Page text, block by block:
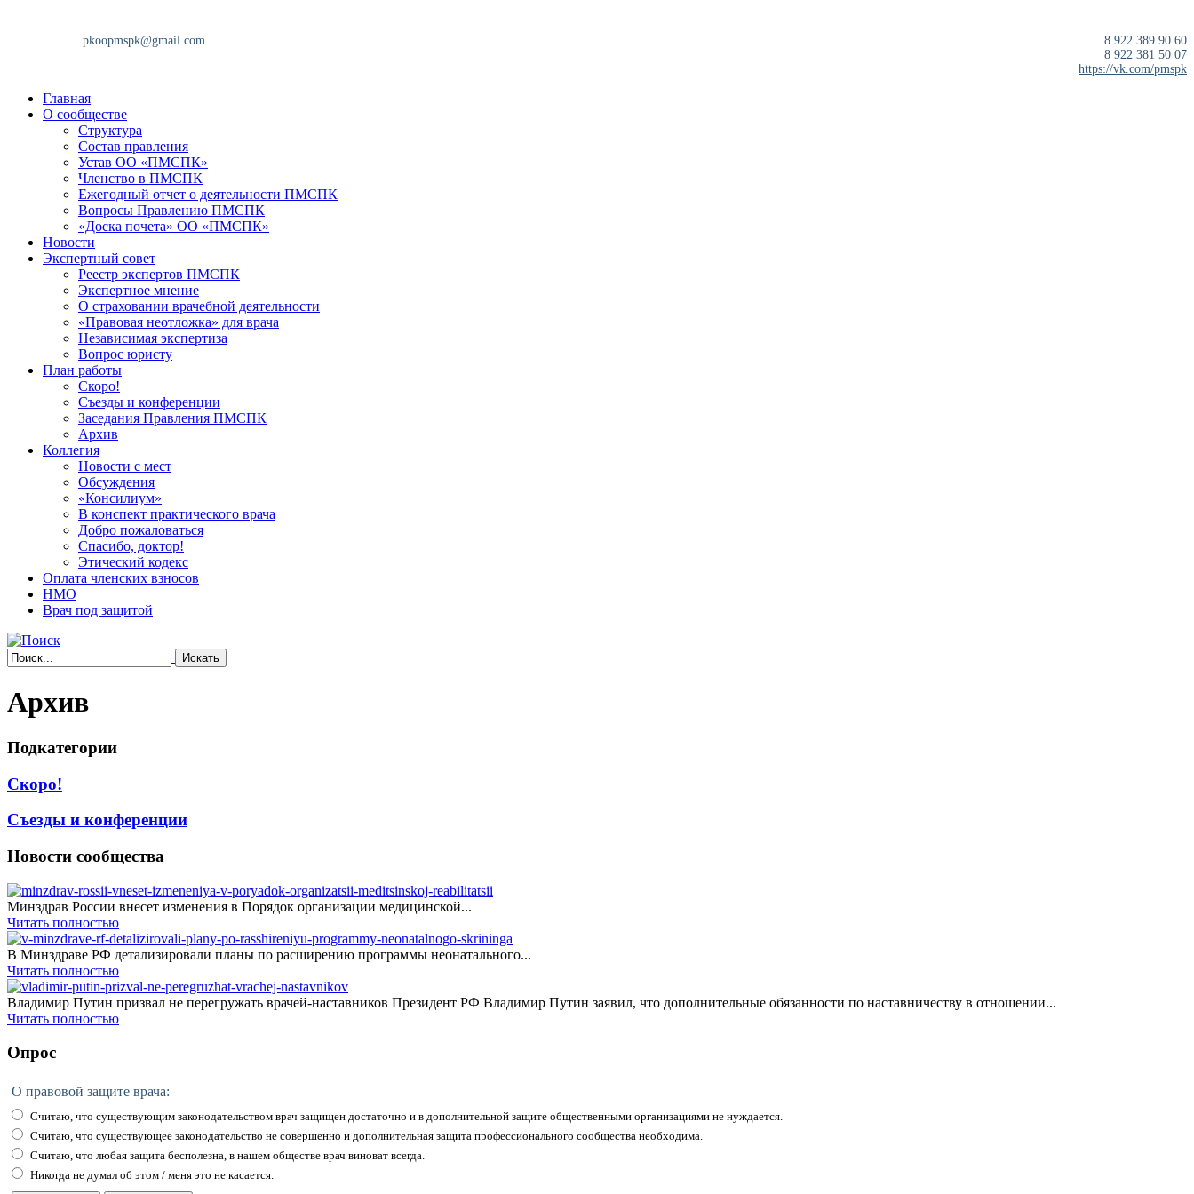
8 922 389 90 60
8 922 381 50 07
https://vk.com/pmspk
Главная
О сообществе
Структура
Состав правления
Устав ОО «ПМСПК»
Членство в ПМСПК
Ежегодный отчет о деятельности ПМСПК
Вопросы Правлению ПМСПК
«Доска почета» ОО «ПМСПК»
Новости
Экспертный совет
Реестр экспертов ПМСПК
Экспертное мнение
О страховании врачебной деятельности
«Правовая неотложка» для врача
Независимая экспертиза
Вопрос юристу
План работы
Скоро!
Съезды и конференции
Заседания Правления ПМСПК
Архив
Коллегия
Новости с мест
Обсуждения
«Консилиум»
В конспект практического врача
Добро пожаловаться
Спасибо, доктор!
Этический кодекс
Оплата членских взносов
НМО
Врач под защитой
Архив
Подкатегории
Скоро!
Съезды и конференции
Новости сообщества
Минздрав России внесет изменения в Порядок организации медицинской...
Читать полностью
В Минздраве РФ детализировали планы по расширению программы неонатального...
Читать полностью
Владимир Путин призвал не перегружать врачей-наставников Президент РФ Владимир Путин заявил, что дополнительные обязанности по наставничеству в отношении...
Читать полностью
Опрос
О правовой защите врача:
Считаю, что существующим законодательством врач защищен достаточно и в дополнительной защите общественными организациями не нуждается.
Считаю, что существующее законодательство не совершенно и дополнительная защита профессионального сообщества необходима.
Считаю, что любая защита бесполезна, в нашем обществе врач виноват всегда.
Никогда не думал об этом / меня это не касается.